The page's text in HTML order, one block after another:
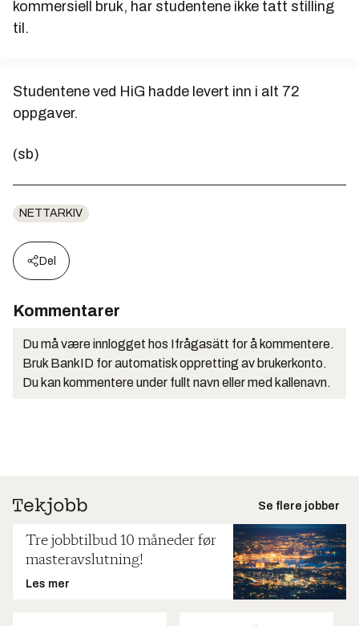
kommersiell bruk, har studentene ikke tatt stilling
til.
Studentene ved HiG hadde levert inn i alt 72
oppgaver.
(sb)
NETTARKIV
Del
Kommentarer
Du må være innlogget hos Ifrågasätt for å kommentere.
Bruk BankID for automatisk oppretting av brukerkonto.
Du kan kommentere under fullt navn eller med kallenavn.
Se flere jobber
Tre jobbtilbud 10 måneder før
masteravslutning!
Les mer